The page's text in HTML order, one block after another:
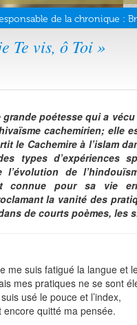
de la chronique :
Te vis, ô Toi »
poétesse qui a
cachemirien; elle
le Cachemire à l’islam
types d’expériences
de
connue pour sa vie
la vanité des
de courts poèmes, les
me suis fatigué la langue et
mes pratiques ne se sont
usé le pouce et l’index,
encore quitté ma pensée.